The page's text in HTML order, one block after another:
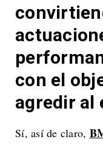
con el
agredir al
Sí, así de claro,